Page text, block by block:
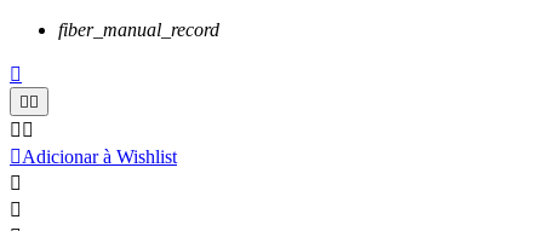
fiber_manual_record


 
Adicionar à Wishlist

